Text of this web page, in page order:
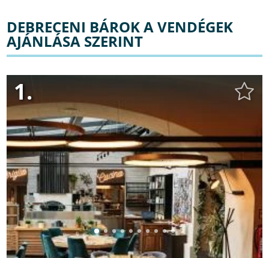
DEBRECENI BÁROK A VENDÉGEK
AJÁNLÁSA SZERINT
1.